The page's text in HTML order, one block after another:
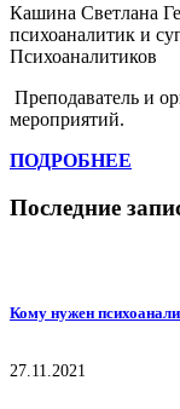
Кашина Светлана
психоаналитик и
Психоаналитиков
Преподаватель и
мероприятий.
ПОДРОБНЕЕ
Последние
Кому нужен
27.11.2021